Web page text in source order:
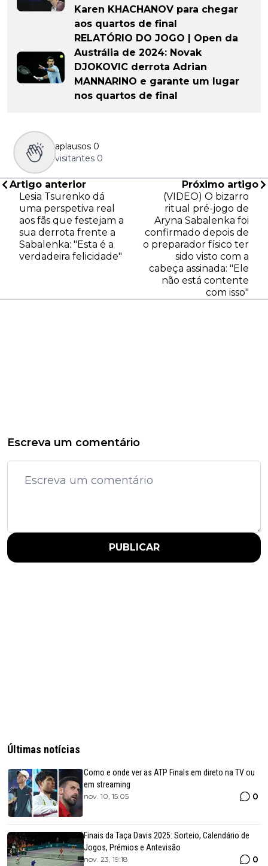
Karen KHACHANOV para chegar
aos quartos de final
RELATÓRIO DO JOGO | Open da
Austrália de 2024: Novak
DJOKOVIC derrota Adrian
MANNARINO e garante um lugar
nos quartos de final
aplausos 0
visitantes 0
Artigo anterior
Lesia Tsurenko dá
uma perspetiva real
aos fãs que festejam a
sua derrota frente a
Sabalenka: "Esta é a
verdadeira felicidade"
Próximo artigo
(VIDEO) O bizarro
ritual pré-jogo de
Aryna Sabalenka foi
confirmado depois de
o preparador físico ter
sido visto com a
cabeça assinada: "Ele
não está contente
com isso"
Escreva um comentário
PUBLICAR
Últimas notícias
Como e onde ver as ATP Finals em direto na TV ou
em streaming
nov. 10, 15:05 0
Finais da Taça Davis 2025: Sorteio, Calendário de
Jogos, Prémios e Antevisão
nov. 23, 19:18 0